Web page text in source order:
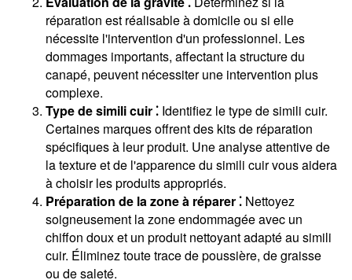
réparation est réalisable à domicile ou si elle
nécessite l'intervention d'un professionnel. Les
dommages importants, affectant la structure du
canapé, peuvent nécessiter une intervention plus
complexe.
Type de simili cuir ⁚Identifiez le type de simili cuir.
Certaines marques offrent des kits de réparation
spécifiques à leur produit. Une analyse attentive de
la texture et de l'apparence du simili cuir vous aidera
à choisir les produits appropriés.
Préparation de la zone à réparer ⁚Nettoyez
soigneusement la zone endommagée avec un
chiffon doux et un produit nettoyant adapté au simili
cuir. Éliminez toute trace de poussière, de graisse
ou de saleté.